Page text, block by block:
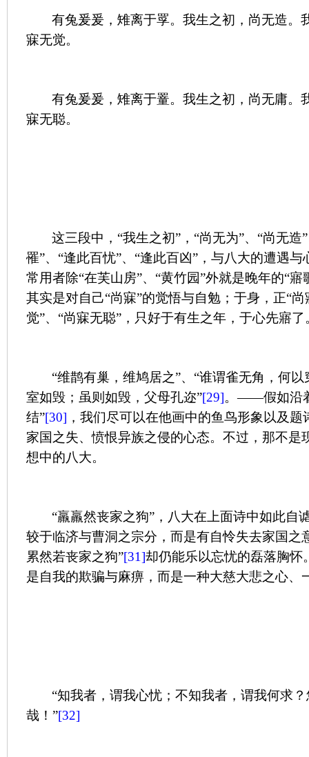
有兔爰爰，雉离于罦。我生之初，尚无造。
寐无觉。
有兔爰爰，雉离于罿。我生之初，尚无庸。
寐无聪。
这三段中，“我生之初”，“尚无为”、“尚无造
罹”、“逢此百忧”、“逢此百凶”，与八大的遭遇
常用者除“在芙山房”、“黄竹园”外就是晚年的“寤
其实是对自己“尚寐”的觉悟与自勉；于身，正“尚
觉”、“尚寐无聪”，只好于有生之年，于心先寤了
“维鹊有巢，维鸠居之”、“谁谓雀无角，何
室如毁；虽则如毁，父母孔迩”[29]。——假如沿
结”[30] ，我们尽可以在他画中的鱼鸟形象以及
家国之失、愤恨异族之侵的心态。不过，那不是
想中的八大。
“羸羸然丧家之狗”，八大在上面诗中如此自
较于临济与曹洞之宗分，而是有自怜失去家国之
累然若丧家之狗”[31]却仍能乐以忘忧的磊落胸怀
是自我的欺骗与麻痹，而是一种大慈大悲之心、
“知我者，谓我心忧；不知我者，谓我何求
哉！”[32]